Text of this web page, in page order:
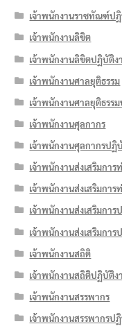
เจ้าพนักงานราชทัณฑ์ป
เจ้าพนักงานลิขิต
เจ้าพนักงานลิขิตปฏิบัติง
เจ้าพนักงานศาลยุติธรรม
เจ้าพนักงานศาลยุติธรร
เจ้าพนักงานศุลกากร
เจ้าพนักงานศุลกากรปฏิ
เจ้าพนักงานส่งเสริมการ
เจ้าพนักงานส่งเสริมกา
เจ้าพนักงานส่งเสริมกา
เจ้าพนักงานส่งเสริมกา
เจ้าพนักงานสถิติ
เจ้าพนักงานสถิติปฏิบัติง
เจ้าพนักงานสรรพากร
เจ้าพนักงานสรรพากรป